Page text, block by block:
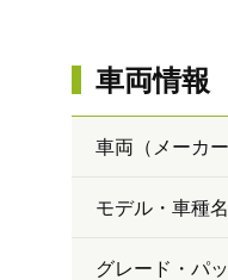
車両情報
車両（メーカー
モデル・車種名
グレード・パ